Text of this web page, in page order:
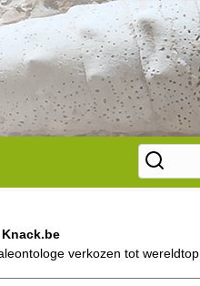
Knack.be
verkozen tot wereldtop